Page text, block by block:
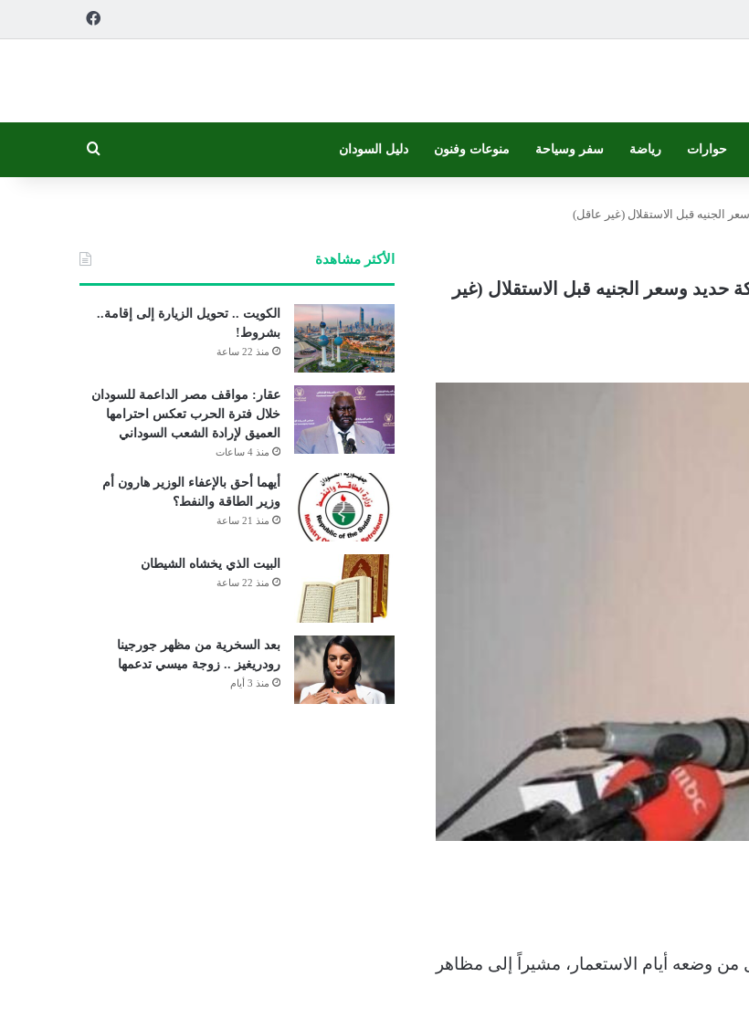
حوارات رياضة سفر وسياحة منوعات وفنون دليل السودان
الجنيه قبل الاستقلال (غير عاقل)
وسعر الجنيه قبل الاستقلال (غير
وضعه أيام الاستعمار، مشيراً إلى مظاهر
الأكثر مشاهدة
الكويت .. تحويل الزيارة إلى إقامة..
بشروط!
منذ 22 ساعة
عقار: مواقف مصر الداعمة للسودان
خلال فترة الحرب تعكس احترامها
العميق لإرادة الشعب السوداني
منذ 4 ساعات
أيهما أحق بالإعفاء الوزير هارون أم
وزير الطاقة والنفط؟
منذ 21 ساعة
البيت الذي يخشاه الشيطان
منذ 22 ساعة
بعد السخرية من مظهر جورجينا
رودريغيز .. زوجة ميسي تدعمها
منذ 3 أيام